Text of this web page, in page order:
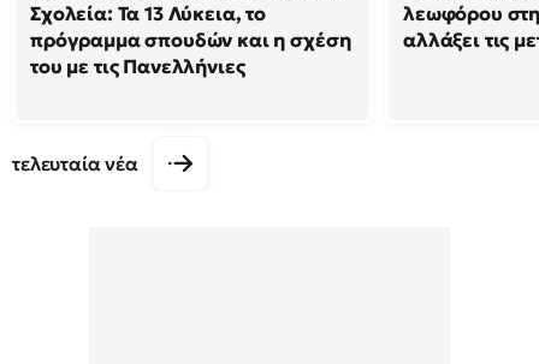
Σχολεία: Τα 13 Λύκεια, το
πρόγραμμα σπουδών και η σχέση
του με τις Πανελλήνιες
λεωφόρου
αλλάξει τις
τελευταία νέα